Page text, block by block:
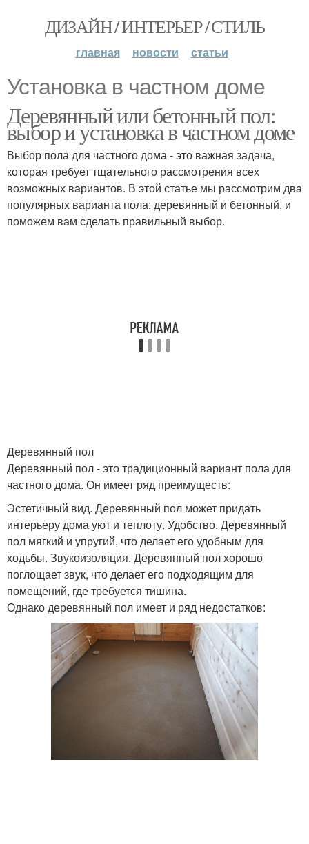
ДИЗАЙН / ИНТЕРЬЕР / СТИЛЬ
главная новости статьи
Установка в частном доме
Деревянный или бетонный пол:
выбор и установка в частном доме
Выбор пола для частного дома - это важная задача,
которая требует тщательного рассмотрения всех
возможных вариантов. В этой статье мы рассмотрим два
популярных варианта пола: деревянный и бетонный, и
поможем вам сделать правильный выбор.
Деревянный пол
Деревянный пол - это традиционный вариант пола для
частного дома. Он имеет ряд преимуществ:
Эстетичный вид. Деревянный пол может придать
интерьеру дома уют и теплоту. Удобство. Деревянный
пол мягкий и упругий, что делает его удобным для
ходьбы. Звукоизоляция. Деревянный пол хорошо
поглощает звук, что делает его подходящим для
помещений, где требуется тишина.
Однако деревянный пол имеет и ряд недостатков: